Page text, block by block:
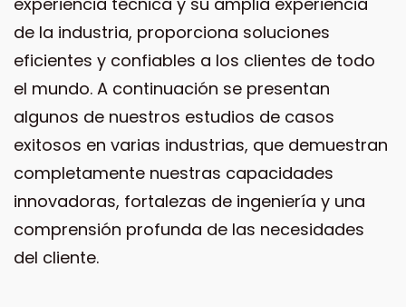
de la industria, proporciona soluciones
eficientes y confiables a los clientes de todo
el mundo. A continuación se presentan
algunos de nuestros estudios de casos
exitosos en varias industrias, que demuestran
completamente nuestras capacidades
innovadoras, fortalezas de ingeniería y una
comprensión profunda de las necesidades
del cliente.